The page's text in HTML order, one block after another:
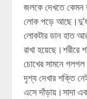
জলকে দেখতে কেমন
লোক পড়ে
লোকটার ডান হাত আর
রাখা
চোখের সামনে
দৃশ্য দেখার শক্তি
এসে দাঁড়ায়।সাদা